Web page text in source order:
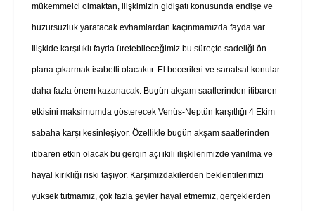
mükemmelci olmaktan, ilişkimizin gidişatı konusunda endişe ve
huzursuzluk yaratacak evhamlardan kaçınmamızda fayda var.
İlişkide karşılıklı fayda üretebileceğimiz bu süreçte sadeliği ön
plana çıkarmak isabetli olacaktır. El becerileri ve sanatsal konular
daha fazla önem kazanacak. Bugün akşam saatlerinden itibaren
etkisini maksimumda gösterecek Venüs-Neptün karşıtlığı 4 Ekim
sabaha karşı kesinleşiyor. Özellikle bugün akşam saatlerinden
itibaren etkin olacak bu gergin açı ikili ilişkilerimizde yanılma ve
hayal kırıklığı riski taşıyor. Karşımızdakilerden beklentilerimizi
yüksek tutmamız, çok fazla şeyler hayal etmemiz, gerçeklerden